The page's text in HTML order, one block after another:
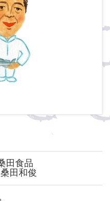
田食品
田和俊